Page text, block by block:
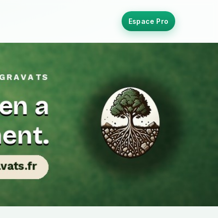
Espace Pro